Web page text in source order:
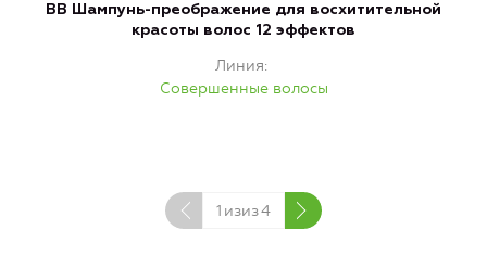
ВВ Шампунь-преображение для восхитительной
красоты волос 12 эффектов
Линия
Совершенные волосы
1 изиз4